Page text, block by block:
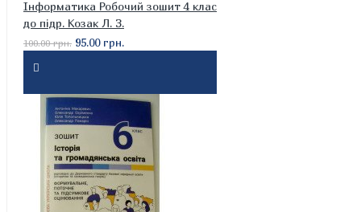
Інформатика Робочий зошит 4 клас
до підр. Козак Л. З.
100.00 грн. 95.00 грн.